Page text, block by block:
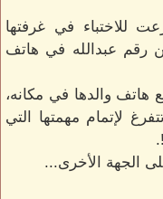
للاختباء في غرفتها
رقم عبدالله في هاتف
هاتف والدها في مكانه،
لإتمام مهمتها التي
الجهة الأخرى...